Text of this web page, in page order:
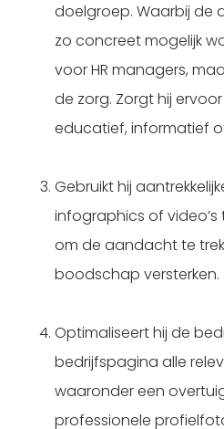
doelgroep. Waarbij de
zo concreet mogelijk
voor HR managers,
de zorg. Zorgt hij
educatief, informatief
Gebruikt hij
infographics of
om de aandacht te
boodschap versterken.
Optimaliseert hij de
bedrijfspagina alle
waaronder een
professionele